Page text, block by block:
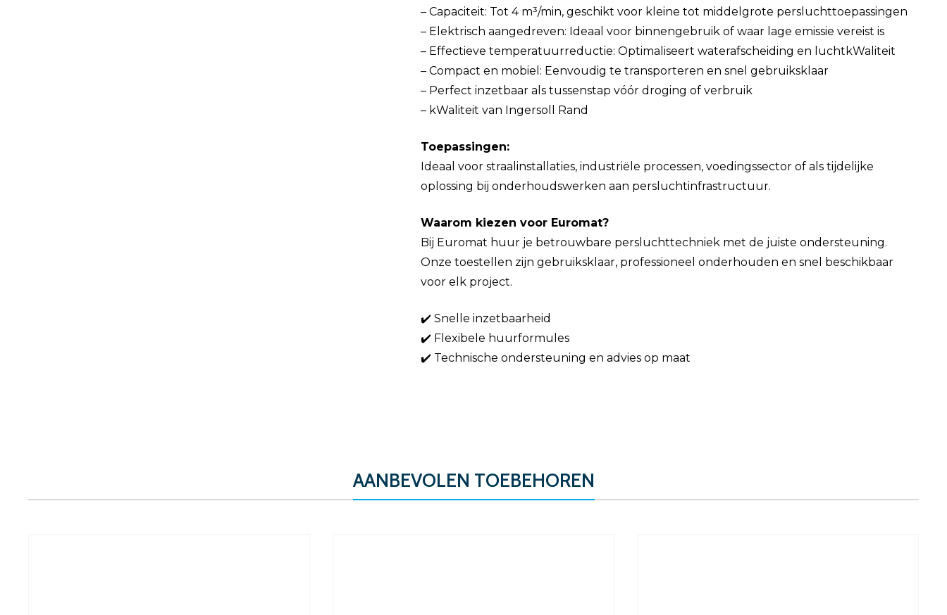
– Capaciteit: Tot 4 m³/min, geschikt voor kleine tot middelgrote persluchttoepassingen
– Elektrisch aangedreven: Ideaal voor binnengebruik of waar lage emissie vereist is
– Effectieve temperatuurreductie: Optimaliseert waterafscheiding en luchtkWaliteit
– Compact en mobiel: Eenvoudig te transporteren en snel gebruiksklaar
– Perfect inzetbaar als tussenstap vóór droging of verbruik
– kWaliteit van Ingersoll Rand
Toepassingen:
Ideaal voor straalinstallaties, industriële processen, voedingssector of als tijdelijke
oplossing bij onderhoudswerken aan persluchtinfrastructuur.
Waarom kiezen voor Euromat?
Bij Euromat huur je betrouwbare persluchttechniek met de juiste ondersteuning.
Onze toestellen zijn gebruiksklaar, professioneel onderhouden en snel beschikbaar
voor elk project.
✔️ Snelle inzetbaarheid
✔️ Flexibele huurformules
✔️ Technische ondersteuning en advies op maat
AANBEVOLEN TOEBEHOREN